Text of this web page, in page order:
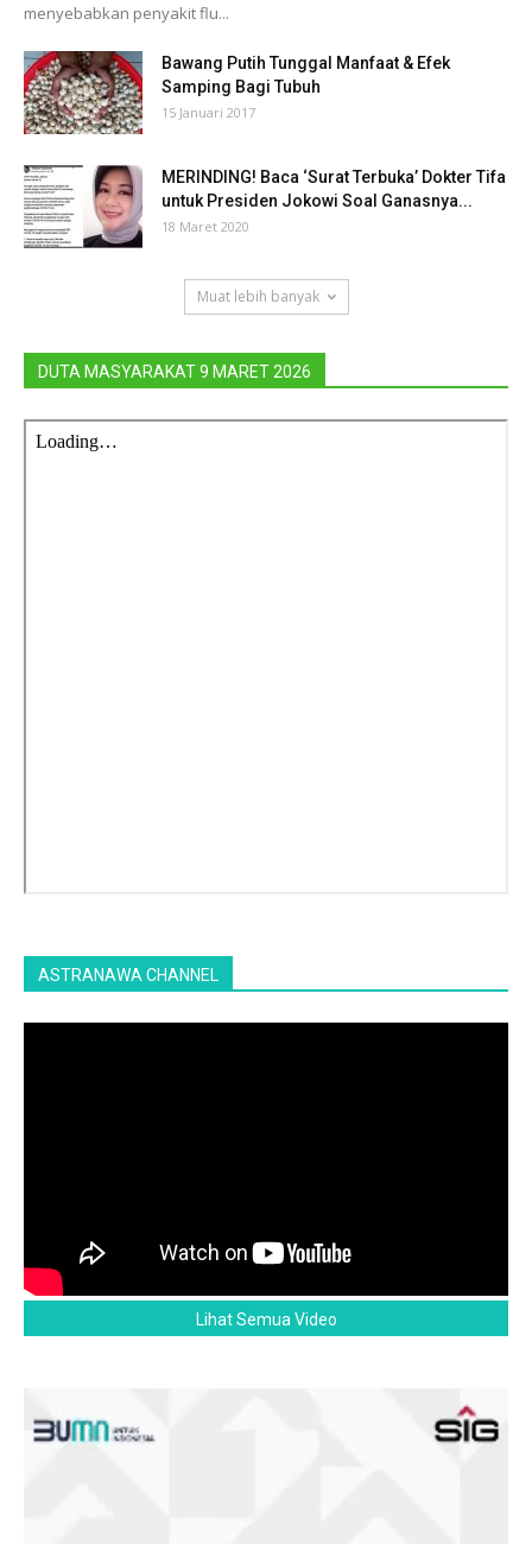
menyebabkan penyakit flu...
Bawang Putih Tunggal Manfaat & Efek
Samping Bagi Tubuh
15 Januari 2017
MERINDING! Baca ‘Surat Terbuka’ Dokter Tifa
untuk Presiden Jokowi Soal Ganasnya...
18 Maret 2020
Muat lebih banyak
DUTA MASYARAKAT 9 MARET 2026
ASTRANAWA CHANNEL
Lihat Semua Video